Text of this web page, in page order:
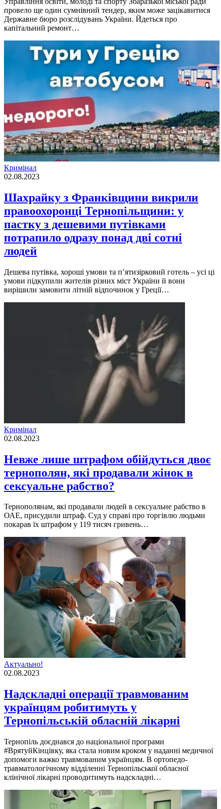
провело ще один сумнівний тендер, яким може зацікавитися
Державне бюро розслідувань України. Йдеться про
капітальний ремонт…
Кримінал
02.08.2023
Шахрайку з Франківщини викрили
правоохоронці Тернопільщини: у
пастку з дешевими путівками
потрапило одразу понад дві сотні
людей
Дешева путiвка, хорошi умови та п’ятизiрковий готель – усi цi
умови пiдкупили жителiв рiзних мiст України й вони
вирiшили замовити лiтнiй вiдпочинок у Грецiї…
Кримінал
02.08.2023
Невже лише штрафом обійдуться двоє
тернополян, які продавали жінок в
сексуальне рабство?
Тернополянам, якi продавали людей в сексуальне рабство в
ОАЕ, присудили штраф. Суд у справi про торгiвлю людьми
покарав їх штрафом у 119 тисяч гривень…
Актуально!
02.08.2023
Надскладні операції травмованим
українцям робитимуть у
Тернопільській обласній лікарні
Тернопiль доєднався до нацiональної програми
#ВрятуйКiнцiвку, яка стала новим кроком у наданнi медичної
допомоги важко травмованим українцям. В ортопедо-
травматологiчному вiддiленнi Тернопiльської обласної
клiнiчної лiкарнi проводитимуть надскладнi…